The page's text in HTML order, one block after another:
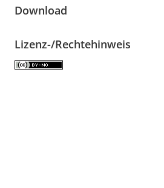
Download
Lizenz-/Rechtehinweis